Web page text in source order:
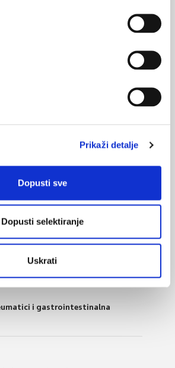
Prikaži detalje
Dopusti sve
Dopusti selektiranje
Uskrati
antireumatici izbor u liječenju
boli
izbor u dijagnostici palpabilne
>
<
i gastrointestinalna